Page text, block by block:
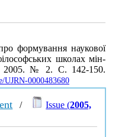
формування наукової
школах мін-
2005. № 2. С. 142-150.
UJRN-0000483680
/ Issue (2005,